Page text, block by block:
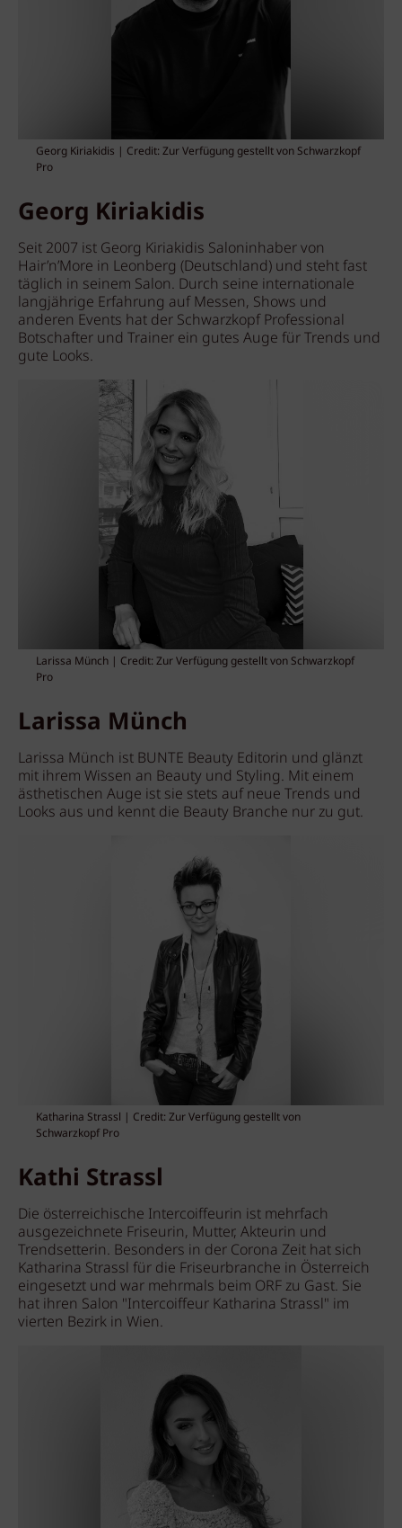
Georg Kiriakidis | Credit: Zur Verfügung gestellt von Schwarzkopf
Pro
Georg Kiriakidis
Seit 2007 ist Georg Kiriakidis Saloninhaber von
Hair’n’More in Leonberg (Deutschland) und steht fast
täglich in seinem Salon. Durch seine internationale
langjährige Erfahrung auf Messen, Shows und
anderen Events hat der Schwarzkopf Professional
Botschafter und Trainer ein gutes Auge für Trends und
gute Looks.
Larissa Münch | Credit: Zur Verfügung gestellt von Schwarzkopf
Pro
Larissa Münch
Larissa Münch ist BUNTE Beauty Editorin und glänzt
mit ihrem Wissen an Beauty und Styling. Mit einem
ästhetischen Auge ist sie stets auf neue Trends und
Looks aus und kennt die Beauty Branche nur zu gut.
Katharina Strassl | Credit: Zur Verfügung gestellt von
Schwarzkopf Pro
Kathi Strassl
Die österreichische Intercoiffeurin ist mehrfach
ausgezeichnete Friseurin, Mutter, Akteurin und
Trendsetterin. Besonders in der Corona Zeit hat sich
Katharina Strassl für die Friseurbranche in Österreich
eingesetzt und war mehrmals beim ORF zu Gast. Sie
hat ihren Salon "Intercoiffeur Katharina Strassl" im
vierten Bezirk in Wien.